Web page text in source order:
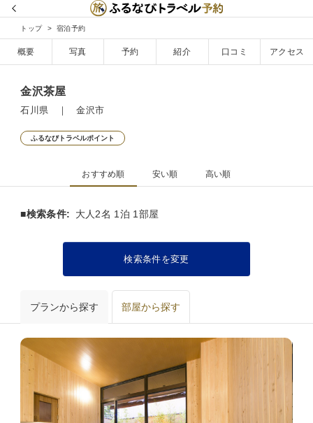
トップ 宿泊予約
概要 写真 予約 紹介 口コミ アクセス
金沢茶屋
石川県 ｜ 金沢市
ふるなびトラベルポイント
おすすめ順 安い順 高い順
■検索条件: 大人2名 1泊 1部屋
検索条件を変更
プランから探す 部屋から探す